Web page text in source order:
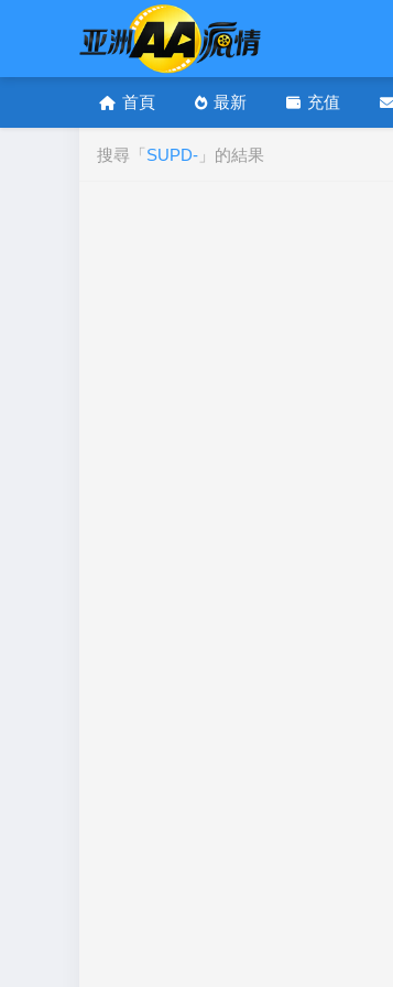
首頁 最新 充值
搜尋「SUPD- 」的結果